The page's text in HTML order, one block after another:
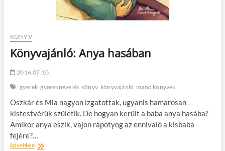
KÖNYV
Könyvajánló: Anya hasában
2016.07.10.
gyerek gyereknevelés könyv könyvajánló manó könyvek
Oszkár és Mia nagyon izgatottak, ugyanis hamarosan
kistestvérük születik. De hogyan került a baba anya hasába?
Amikor anya eszik, vajon rápotyog az ennivaló a kisbaba
fejére?…
bővebbenKönyvajánló: